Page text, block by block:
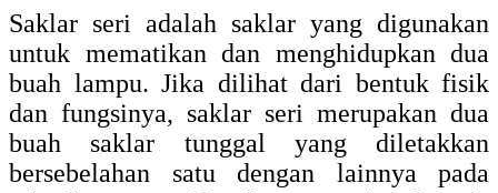
Saklar seri adalah saklar yang digunakan
untuk mematikan dan menghidupkan dua
buah lampu. Jika dilihat dari bentuk fisik
dan fungsinya, saklar seri merupakan dua
buah saklar tunggal yang diletakkan
bersebelahan satu dengan lainnya pada